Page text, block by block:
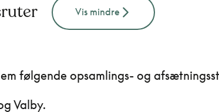
Vis mindre
følgende opsamlings- og
Valby.